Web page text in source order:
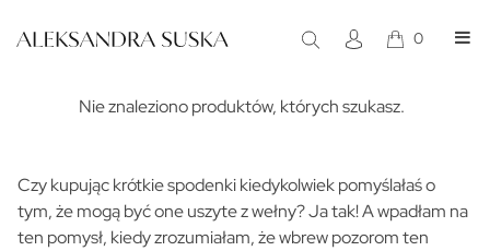
0
Szorty z wełny
Nie znaleziono produktów, których szukasz.
Czy kupując krótkie spodenki kiedykolwiek pomyślałaś o
tym, że mogą być one uszyte z wełny? Ja tak! A wpadłam na
ten pomysł, kiedy zrozumiałam, że wbrew pozorom ten